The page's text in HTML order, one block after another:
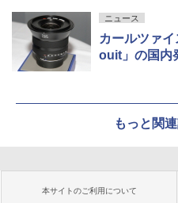
ニュース
カールツァ
ouit」の国内
もっと関
本サイトのご利用について